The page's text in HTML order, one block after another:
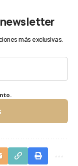
más exclusivas.